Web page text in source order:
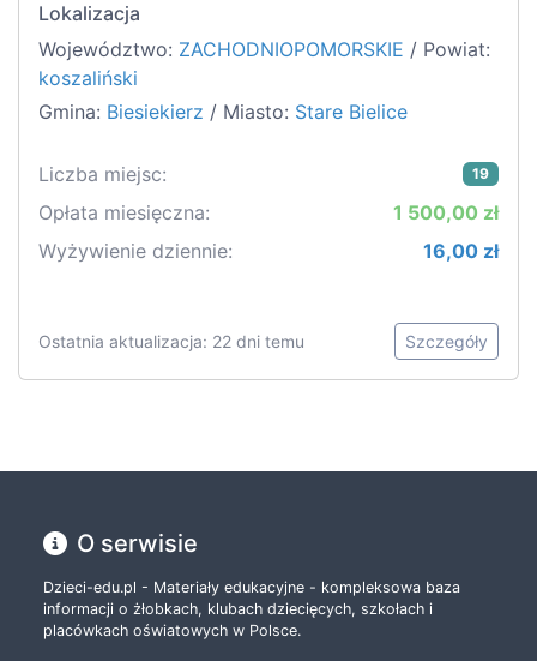
Lokalizacja
Województwo: ZACHODNIOPOMORSKIE / Powiat:
koszaliński
Gmina: Biesiekierz / Miasto: Stare Bielice
Liczba miejsc: 19
Opłata miesięczna:
1 500,00 zł
Wyżywienie dziennie:
16,00 zł
Ostatnia aktualizacja: 22 dni temu Szczegóły
O serwisie
Dzieci-edu.pl - Materiały edukacyjne - kompleksowa baza
informacji o żłobkach, klubach dziecięcych, szkołach i
placówkach oświatowych w Polsce.